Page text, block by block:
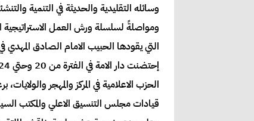
وسائله التقليدية والحديثة في التنمية
ومواصلةً لسلسلة ورش العمل الاستراتيجية
التي يقودها الحبيب الامام الصادق المهدي
الحزب الاعلامية في المركز والمهجر
قيادات مجلس التنسيق الاعلي والمكتب